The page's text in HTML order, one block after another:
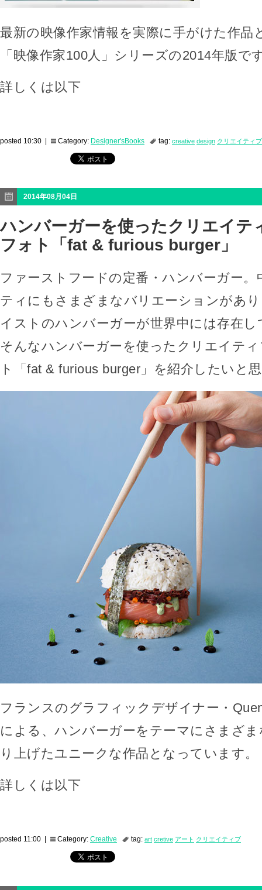
最新の映像作家情報を実際に手がけた作品
「映像作家100人」シリーズの2014年版で
詳しくは以下
posted 10:30 | Category: Designer'sBooks tag: creative design クリエイティブ
2014年08月04日
ハンバーガーを使ったクリエイテ
フォト「fat & furious burger」
ファーストフードの定番・ハンバーガー。
ティにもさまざまなバリエーションがあ
イストのハンバーガーが世界中には存在
そんなハンバーガーを使ったクリエイテ
ト「fat & furious burger」を紹介したいと
フランスのグラフィックデザイナー・
による、ハンバーガーをテーマにさまざ
り上げたユニークな作品となっています。
詳しくは以下
posted 11:00 | Category: Creative tag: art cretive アート クリエイティブ